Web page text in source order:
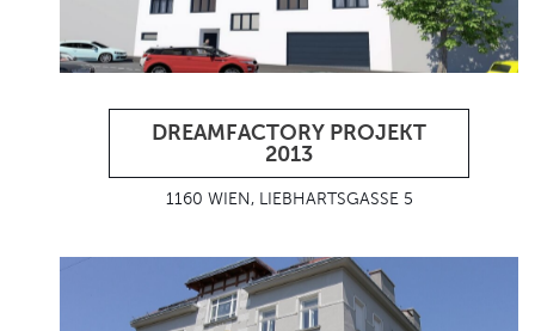
DREAMFACTORY PROJEKT
2013
1160 WIEN, LIEBHARTSGASSE 5